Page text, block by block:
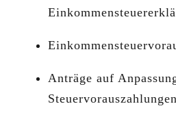
Anträge auf
Steuervorauszahlungen